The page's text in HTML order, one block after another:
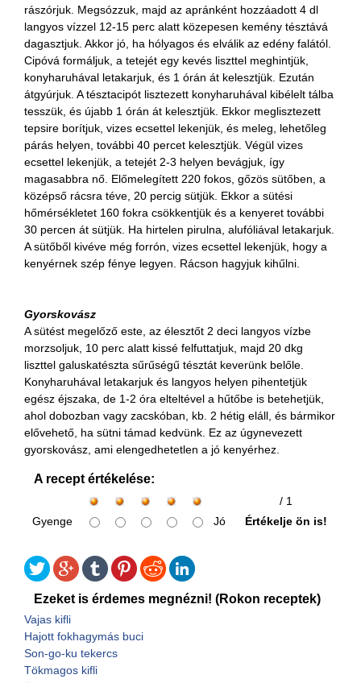
rászórjuk. Megsózzuk, majd az apránként hozzáadott 4 dl
langyos vízzel 12-15 perc alatt közepesen kemény tésztává
dagasztjuk. Akkor jó, ha hólyagos és elválik az edény falától.
Cipóvá formáljuk, a tetejét egy kevés liszttel meghintjük,
konyharuhával letakarjuk, és 1 órán át kelesztjük. Ezután
átgyúrjuk. A tésztacipót lisztezett konyharuhával kibélelt tálba
tesszük, és újabb 1 órán át kelesztjük. Ekkor meglisztezett
tepsire borítjuk, vizes ecsettel lekenjük, és meleg, lehetőleg
párás helyen, további 40 percet kelesztjük. Végül vizes
ecsettel lekenjük, a tetejét 2-3 helyen bevágjuk, így
magasabbra nő. Előmelegített 220 fokos, gőzös sütőben, a
középső rácsra téve, 20 percig sütjük. Ekkor a sütési
hőmérsékletet 160 fokra csökkentjük és a kenyeret további
30 percen át sütjük. Ha hirtelen pirulna, alufóliával letakarjuk.
A sütőből kivéve még forrón, vizes ecsettel lekenjük, hogy a
kenyérnek szép fénye legyen. Rácson hagyjuk kihűlni.
Gyorskovász
A sütést megelőző este, az élesztőt 2 deci langyos vízbe
morzsoljuk, 10 perc alatt kissé felfuttatjuk, majd 20 dkg
liszttel galuskatészta sűrűségű tésztát keverünk belőle.
Konyharuhával letakarjuk és langyos helyen pihentetjük
egész éjszaka, de 1-2 óra elteltével a hűtőbe is betehetjük,
ahol dobozban vagy zacskóban, kb. 2 hétig eláll, és bármikor
elővehető, ha sütni támad kedvünk. Ez az úgynevezett
gyorskovász, ami elengedhetetlen a jó kenyérhez.
A recept értékelése:
/ 1
Gyenge
Jó Értékelje ön is!
Ezeket is érdemes megnézni! (Rokon receptek)
Vajas kifli
Hajott fokhagymás buci
Son-go-ku tekercs
Tökmagos kifli